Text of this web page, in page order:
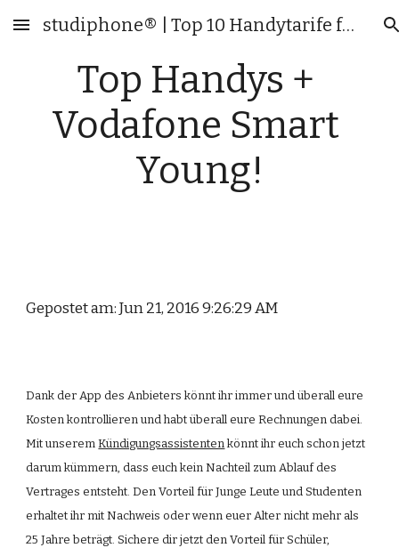
Skip to main content Skip to navigation
studiphone® | Top 10 Handytarife für Studenten & junge Leute
Top Handys +
Vodafone Smart
Young!
Gepostet am: Jun 21, 2016 9:26:29 AM
Dank der App des Anbieters könnt ihr immer und überall eure
Kosten kontrollieren und habt überall eure Rechnungen dabei.
Mit unserem Kündigungsassistenten könnt ihr euch schon jetzt
darum kümmern, dass euch kein Nachteil zum Ablauf des
Vertrages entsteht. Den Vorteil für Junge Leute und Studenten
erhaltet ihr mit Nachweis oder wenn euer Alter nicht mehr als
25 Jahre beträgt. Sichere dir jetzt den Vorteil für Schüler,